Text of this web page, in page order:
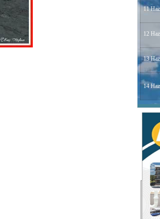
11
12
13
14